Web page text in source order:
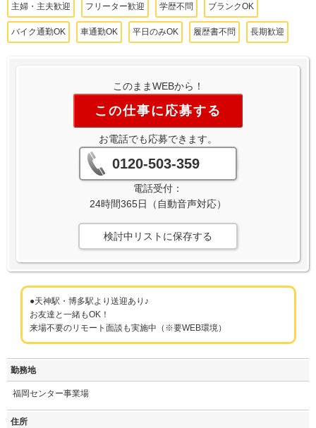
主婦・主夫歓迎 フリーター歓迎 学歴不問 ブランクOK
バイク通勤OK 車通勤OK 平日のみOK 履歴書不問 長期歓迎
このままWEBから！
この仕事に応募する
お電話でも応募できます。
0120-503-359
電話受付：
24時間365日（自動音声対応）
検討中リストに保存する
●天神駅・博多駅より送迎あり♪
お友達と一緒もOK！
来場不要のリモート面談も実施中（※要WEB環境）
勤務地
福岡センター事業場
住所